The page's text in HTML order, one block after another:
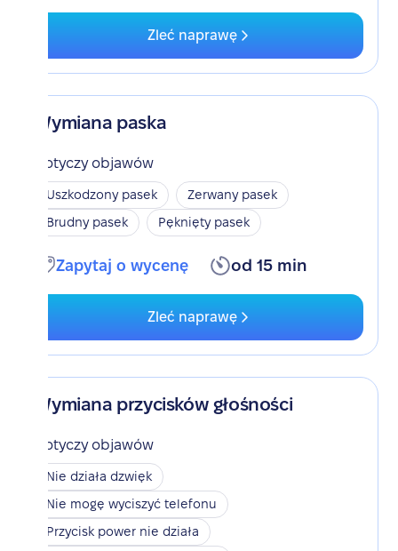
Zleć naprawę
Wymiana paska
Dotyczy objawów
Uszkodzony pasek
Zerwany pasek
Brudny pasek
Pęknięty pasek
Zapytaj o wycenę od 15 min
Zleć naprawę
Wymiana przycisków głośności
Dotyczy objawów
Nie działa dzwięk
Nie mogę wyciszyć telefonu
Przycisk power nie działa